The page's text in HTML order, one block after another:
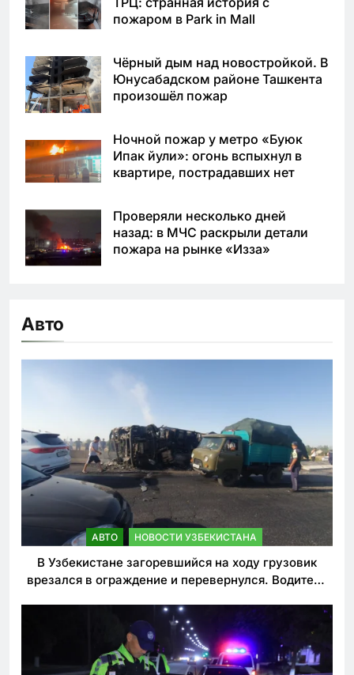
пожаром в Park in Mall
Чёрный дым над новостройкой. В
Юнусабадском районе Ташкента
произошёл пожар
Ночной пожар у метро «Буюк
Ипак йули»: огонь вспыхнул в
квартире, пострадавших нет
Проверяли несколько дней
назад: в МЧС раскрыли детали
пожара на рынке «Изза»
Авто
АВТО НОВОСТИ УЗБЕКИСТАНА
В Узбекистане загоревшийся на ходу грузовик
врезался в ограждение и перевернулся. Водитель